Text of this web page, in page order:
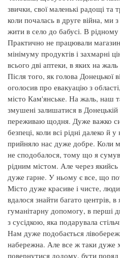
звички, свої маленькі радощі та
коли почалась в друге війна, ми
жити в село до бабусі. В рідному
Практично не працювали
мінімуму продуктів і захмарні
всього дві аптеки, в яких на
Після того, як голова Донецької
оголосив про евакуацію з
місто Кам'янське. На жаль, наш
змушені залишатися в
переживаю щодня. Дуже важко
безпеці, коли всі рідні далеко й
прийняло нас дуже добре. Коли
не сподобалося, тому що я
рідним містом. Але через
дуже гарне. У ньому є все, що
Місто дуже красиве і чисте,
вдалося знайти багато центрів,
гуманітарну допомогу, в перші
з сусідкою, яка подарувала
Нам дуже подобається
набережна. Але все ж таки дуже
повернутися додому, бути